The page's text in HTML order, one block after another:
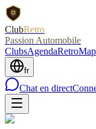
ClubRetro
Passion Automobile
ClubsAgendaRetroMap
fr
Chat en direct